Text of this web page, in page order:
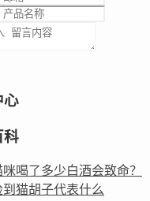
心
科
咪喝了多少白酒会致命？
到猫胡子代表什么